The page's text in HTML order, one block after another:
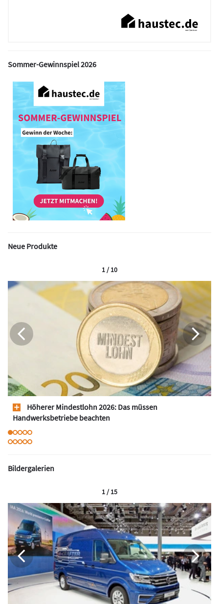
Sommer-Gewinnspiel 2026
Neue Produkte
Höherer Mindestlohn 2026: Das müssen
Handwerksbetriebe beachten
1 / 10
Bildergalerien
1 / 15